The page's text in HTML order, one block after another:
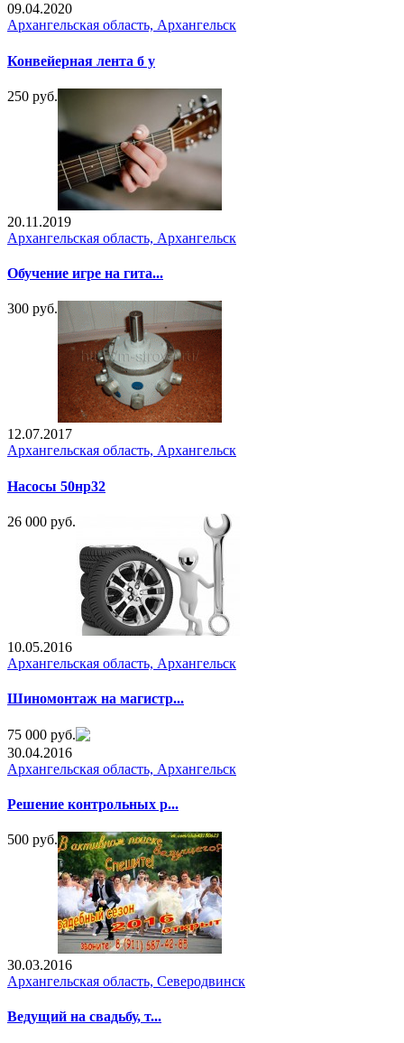
09.04.2020
Архангельская область, Архангельск
Конвейерная лента б у
250 руб.
20.11.2019
Архангельская область, Архангельск
Обучение игре на гита...
300 руб.
12.07.2017
Архангельская область, Архангельск
Насосы 50нр32
26 000 руб.
10.05.2016
Архангельская область, Архангельск
Шиномонтаж на магистр...
75 000 руб.
30.04.2016
Архангельская область, Архангельск
Решение контрольных р...
500 руб.
30.03.2016
Архангельская область, Северодвинск
Ведущий на свадьбу, т...